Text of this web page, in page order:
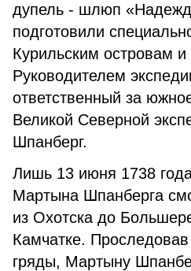
дупель - шлюп
подготовили
Курильским островам
Руководителем
ответственный за
Великой Северной
Шпанберг.
Лишь 13 июня 1738
Мартына Шпанберга
из Охотска до
Камчатке.
гряды, Мартыну